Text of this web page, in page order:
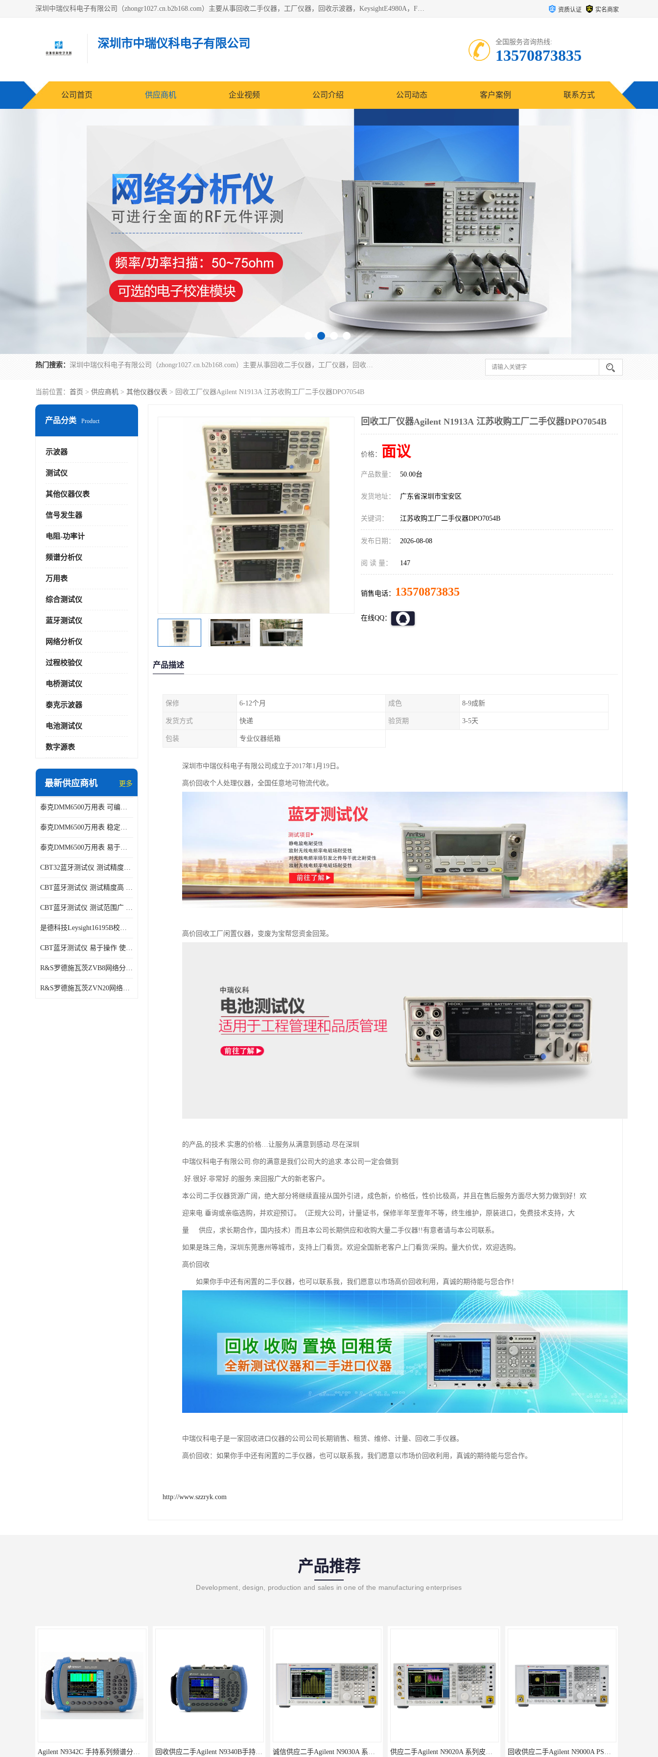
深圳中瑞仪科电子有限公司（zhongr1027.cn.b2b168.com）主要从事回收二手仪器，工厂仪器，回收示波器，KeysightE4980A，FLUKE754，MT8852B，IFR3920，Agilent N4010A，MT8852B等业务，全国统一热线：13570873835。深圳中瑞仪科电子有限公司整批或单出，专业评估高价回收工厂闲置仪器。 资质认证 实名商家
深圳市中瑞仪科电子有限公司 全国服务咨询热线:
13570873835
公司首页 供应商机 企业视频 公司介绍 公司动态 客户案例 联系方式
热门搜索： 深圳中瑞仪科电子有限公司（zhongr1027.cn.b2b168.com）主要从事回收二手仪器，工厂仪器，回收示波器，KeysightE4980A，FLUKE754，MT8852B，IFR3920，Agilent N4010A，MT8852B等业务，全国统一热线：13570873835。深圳中瑞仪科电子有限公司整批或单出，专业评估高价回收工厂闲置仪器。
当前位置： 首页 > 供应商机 > 其他仪器仪表 > 回收工厂仪器Agilent N1913A 江苏收购工厂二手仪器DPO7054B
产品分类 Product
示波器
测试仪
其他仪器仪表
信号发生器
电阻-功率计
频谱分析仪
万用表
综合测试仪
蓝牙测试仪
网络分析仪
过程校验仪
电桥测试仪
泰克示波器
电池测试仪
数字源表
最新供应商机 更多
泰克DMM6500万用表 可编程性强 多种接口
泰克DMM6500万用表 稳定性高 精度高
泰克DMM6500万用表 易于操作 操作简便
CBT32蓝牙测试仪 测试精度高 灵活性高 多功能性
CBT蓝牙测试仪 测试精度高 兼容性强 使用寿命较长
CBT蓝牙测试仪 测试范围广 稳定性好
是德科技Leysight16195B校准件 可靠性高 精度高
CBT蓝牙测试仪 易于操作 使用寿命较长
R&S罗德施瓦茨ZVB8网络分析仪 可视化分析 多功能性
R&S罗德施瓦茨ZVN20网络分析仪 性能稳定 提高网络性能
回收工厂仪器Agilent N1913A 江苏收购工厂二手仪器DPO7054B
价格： 面议
产品数量： 50.00台
发货地址： 广东省深圳市宝安区
关键词： 江苏收购工厂二手仪器DPO7054B
发布日期： 2026-08-08
阅 读 量： 147
销售电话： 13570873835
在线QQ：
产品描述
保修 6-12个月 成色 8-9成新
发货方式 快递 验货期 3-5天
包装 专业仪器纸箱
深圳市中瑞仪科电子有限公司成立于2017年1月19日。
高价回收个人处理仪器，全国任意地可物流代收。
高价回收工厂闲置仪器，变废为宝帮您资金回笼。
的产品,的技术.实惠的价格…让服务从满意到感动.尽在深圳
中瑞仪科电子有限公司.你的满意是我们公司大的追求.本公司一定会做到
.好.很好.非常好.的服务.来回报广大的新老客户。
本公司二手仪器货源广阔，绝大部分将继续直接从国外引进，成色新，价格低，性价比极高，并且在售后服务方面尽大努力做到好！欢
迎来电 垂询或亲临选购，并欢迎预订。（正规大公司，计量证书，保修半年至壹年不等，终生维护，原装进口，免费技术支持，大
量 供应，求长期合作，国内技术）而且本公司长期供应和收购大量二手仪器!!有意者请与本公司联系。
如果是珠三角，深圳东莞惠州等城市，支持上门看货。欢迎全国新老客户上门看货/采购。量大价优，欢迎选购。
高价回收
如果你手中还有闲置的二手仪器，也可以联系我，我们愿意以市场高价回收利用，真诚的期待能与您合作！
中瑞仪科电子是一家回收进口仪器的公司公司长期销售、租赁、维修、计量、回收二手仪器。
高价回收：如果你手中还有闲置的二手仪器，也可以联系我，我们愿意以市场价回收利用，真诚的期待能与您合作。
http://www.szzryk.com
产品推荐
Development, design, production and sales in one of the manufacturing enterprises
回收供应二手Agilent N9340B手持式系列频谱分析仪 诚信供应二手Agilent N9030A 系列频谱分析仪 供应二手Agilent N9020A 系列皮肤偏向于 回收供应二手Agilent N9000A PSA系列频谱分析仪 回收供应二手Agilent E4440A PSA系列频谱分析仪